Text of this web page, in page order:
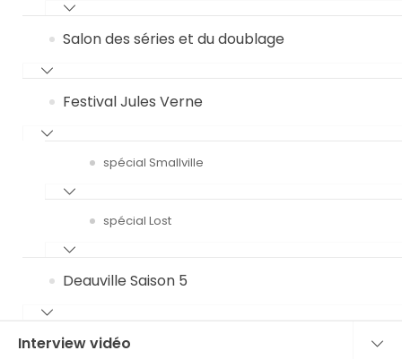
Salon des séries et du doublage
Festival Jules Verne
spécial Smallville
spécial Lost
Deauville Saison 5
Interview vidéo